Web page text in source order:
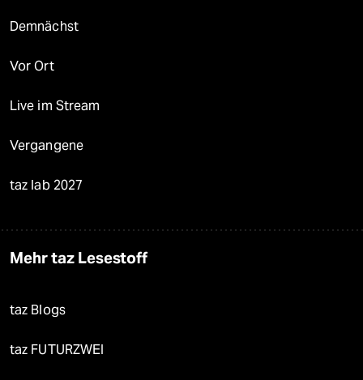
Demnächst
Vor Ort
Live im Stream
Vergangene
taz lab 2027
Mehr taz Lesestoff
taz Blogs
taz FUTURZWEI